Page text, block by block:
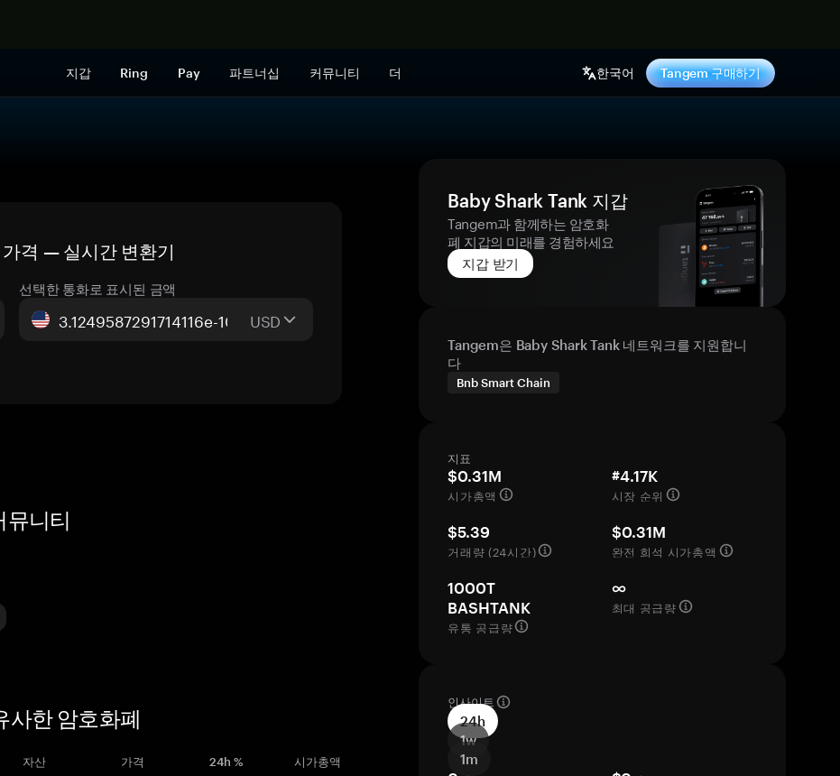
지갑 Ring Pay 파트너십 커뮤니티 더 한국어 Tangem 구매하기
격 — 실시간 변환기
선택한 통화로 표시된 금액
USD
Baby Shark Tank 지갑
Tangem과 함께하는 암호화
폐 지갑의 미래를 경험하세요
지갑 받기
Tangem은 Baby Shark Tank 네트워크를 지원합니
다
Bnb Smart Chain
지표
$0.31M
시가총액
#4.17K
시장 순위
$5.39
거래량 (24시간)
$0.31M
완전 희석 시가총액
1000T
BASHTANK
유통 공급량
∞
최대 공급량
인사이트
24h
1w
1m
뮤니티
사한 암호화폐
자산 가격 24h % 시가총액